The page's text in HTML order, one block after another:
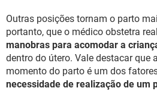
Outras posições tornam o parto
portanto, que o médico obstetra
manobras para acomodar a
dentro do útero. Vale destacar que
momento do parto é um dos
necessidade de realização de um